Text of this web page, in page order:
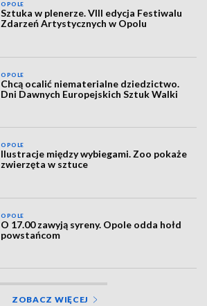
OPOLE
Sztuka w plenerze. VIII edycja Festiwalu
Zdarzeń Artystycznych w Opolu
OPOLE
Chcą ocalić niematerialne dziedzictwo.
Dni Dawnych Europejskich Sztuk Walki
OPOLE
Ilustracje między wybiegami. Zoo pokaże
zwierzęta w sztuce
OPOLE
O 17.00 zawyją syreny. Opole odda hołd
powstańcom
ZOBACZ WIĘCEJ